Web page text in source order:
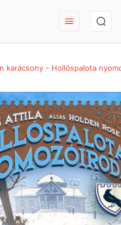
karácsony - Hollóspalota